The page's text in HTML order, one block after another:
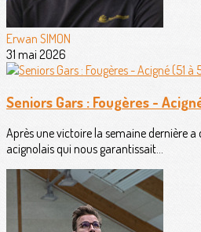
Erwan SIMON
31 mai 2026
Seniors Gars : Fougères -
Après une victoire la semaine dernière
acignolais qui nous garantissait...